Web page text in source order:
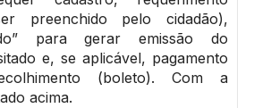
preenchido pelo cidadão),
para gerar emissão do
e, se aplicável, pagamento
(boleto). Com a
acima.